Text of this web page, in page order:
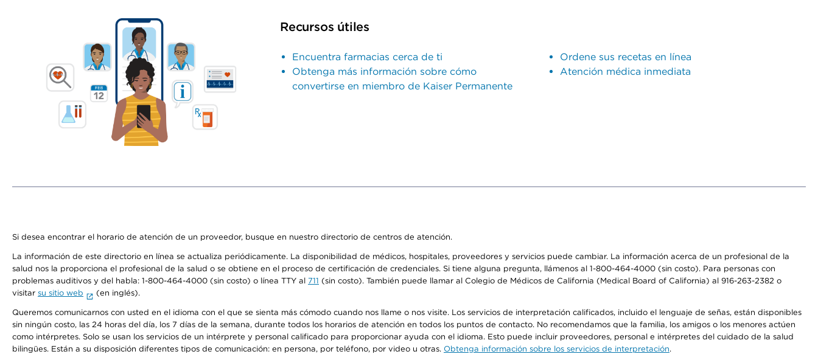
Recursos útiles
Encuentra farmacias cerca de ti
Obtenga más información sobre cómo
convertirse en miembro de Kaiser Permanente
Ordene sus recetas en línea
Atención médica inmediata
Si desea encontrar el horario de atención de un proveedor, busque en nuestro directorio de centros de atención.
La información de este directorio en línea se actualiza periódicamente. La disponibilidad de médicos, hospitales, proveedores y servicios puede cambiar. La información acerca de un profesional de la
salud nos la proporciona el profesional de la salud o se obtiene en el proceso de certificación de credenciales. Si tiene alguna pregunta, llámenos al 1-800-464-4000 (sin costo). Para personas con
problemas auditivos y del habla: 1-800-464-4000 (sin costo) o línea TTY al 711 (sin costo). También puede llamar al Colegio de Médicos de California (Medical Board of California) al 916-263-2382 o
visitar su sitio web (en inglés).
Queremos comunicarnos con usted en el idioma con el que se sienta más cómodo cuando nos llame o nos visite. Los servicios de interpretación calificados, incluido el lenguaje de señas, están disponibles
sin ningún costo, las 24 horas del día, los 7 días de la semana, durante todos los horarios de atención en todos los puntos de contacto. No recomendamos que la familia, los amigos o los menores actúen
como intérpretes. Solo se usan los servicios de un intérprete y personal calificado para proporcionar ayuda con el idioma. Esto puede incluir proveedores, personal e intérpretes del cuidado de la salud
bilingües. Están a su disposición diferentes tipos de comunicación: en persona, por teléfono, por video u otras. Obtenga información sobre los servicios de interpretación.